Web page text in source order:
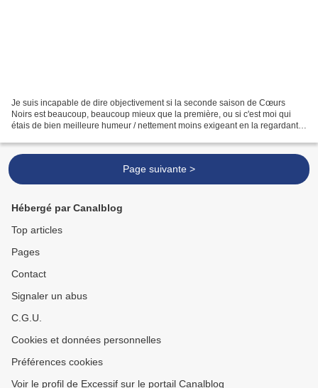
Je suis incapable de dire objectivement si la seconde saison de Cœurs
Noirs est beaucoup, beaucoup mieux que la première, ou si c'est moi qui
étais de bien meilleure humeur / nettement moins exigeant en la regardant,
Page suivante >
Hébergé par Canalblog
Top articles
Pages
Contact
Signaler un abus
C.G.U.
Cookies et données personnelles
Préférences cookies
Voir le profil de Excessif sur le portail Canalblog